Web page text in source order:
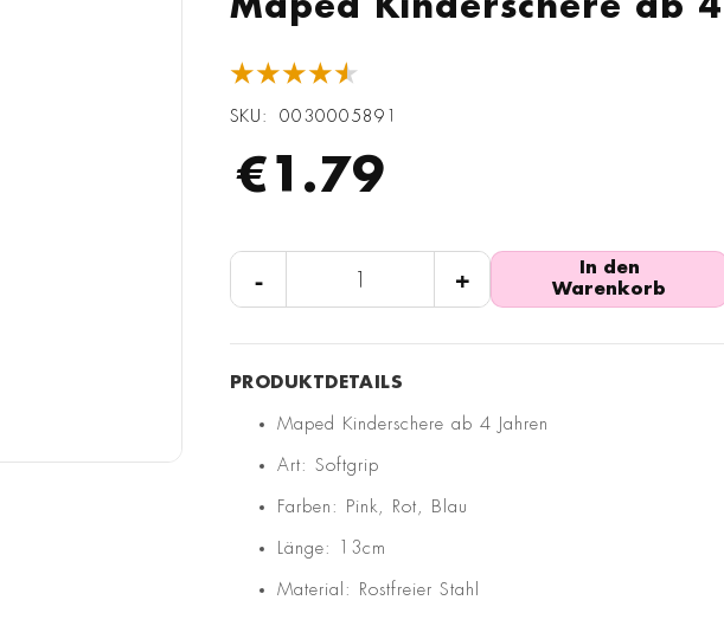
Maped Kinderschere ab
★★★★★
SKU 0030005891
€1.79
- +
In den
Warenkorb
Maped Kinderschere ab 4 Jahren
Art: Softgrip
Farben: Pink, Rot, Blau
Länge: 13cm
Material: Rostfreier Stahl